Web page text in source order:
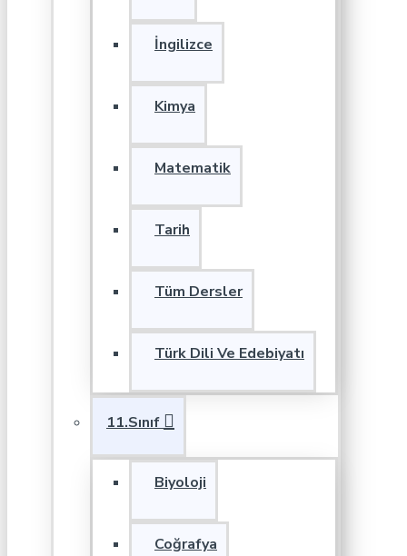
İngilizce
Kimya
Matematik
Tarih
Tüm Dersler
Türk Dili Ve Edebiyatı
11.Sınıf
Biyoloji
Coğrafya